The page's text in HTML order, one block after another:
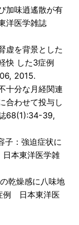
加味逍遙散が有
洋医学雑誌
虚を背景とした
快 した3症例
2015.
十分な月経関連
合わせて投与し
68(1):34-39,
子：強迫症状に
本東洋医学雑
乾燥感に八味地
例 日本東洋医